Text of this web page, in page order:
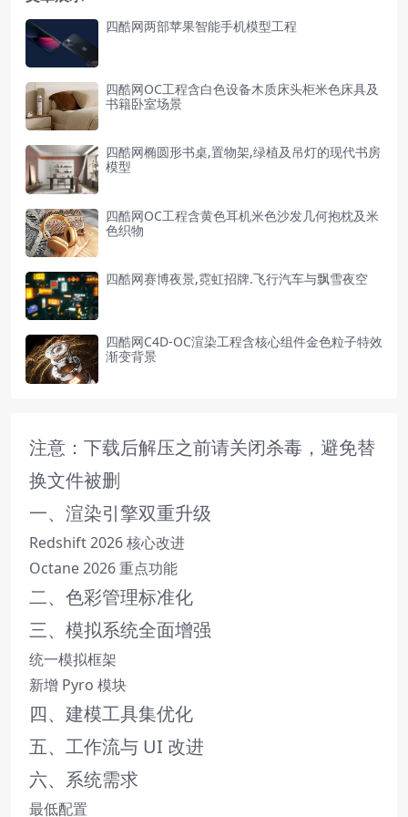
四酷网两部苹果智能手机模型工程
四酷网OC工程含白色设备木质床头柜米色床具及
书籍卧室场景
四酷网椭圆形书桌,置物架,绿植及吊灯的现代书房
模型
四酷网OC工程含黄色耳机米色沙发几何抱枕及米
色织物
四酷网赛博夜景,霓虹招牌.飞行汽车与飘雪夜空
四酷网C4D-OC渲染工程含核心组件金色粒子特效
渐变背景
注意：下载后解压之前请关闭杀毒，避免替
换文件被删
一、渲染引擎双重升级
Redshift 2026 核心改进
Octane 2026 重点功能
二、色彩管理标准化
三、模拟系统全面增强
统一模拟框架
新增 Pyro 模块
四、建模工具集优化
五、工作流与 UI 改进
六、系统需求
最低配置